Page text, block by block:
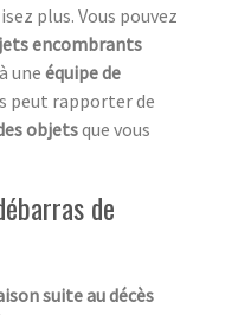
plus. Vous pouvez
encombrants
une équipe de
peut rapporter de
objetsque vous
de
suite au décès